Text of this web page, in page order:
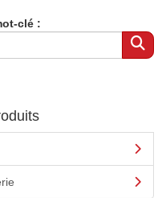
clé :